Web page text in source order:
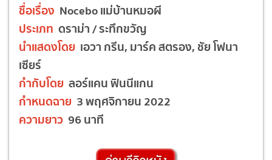
ชื่อเรื่อง Nocebo แม่บ้านหมอผี
ประเภท ดราม่า / ระทึกขวัญ
นำแสดงโดย เอวา กรีน, มาร์ค สตรอง, ชัย โฟนา
เซียร์
กำกับโดย ลอร์แคน ฟินนีแกน
กำหนดฉาย 3 พฤศจิกายน 2022
ความยาว 96 นาที